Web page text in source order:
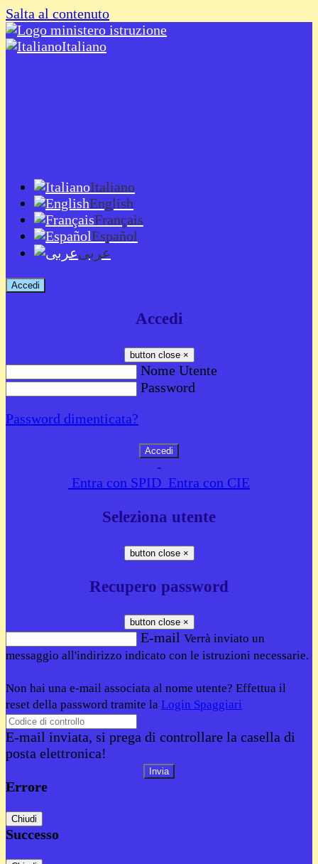
Salta al contenuto
Italiano
Italiano
English
Français
Español
عربى
Accedi
Accedi
button close ×
Nome Utente
Password
Password dimenticata?
-
Entra con SPID Entra con CIE
Seleziona utente
button close ×
Recupero password
button close ×
E-mail Verrà inviato un
messaggio all'indirizzo indicato con le istruzioni necessarie.
Non hai una e-mail associata al nome utente? Effettua il
reset della password tramite la Login Spaggiari
E-mail inviata, si prega di controllare la casella di
posta elettronica!
Errore
Chiudi
Successo